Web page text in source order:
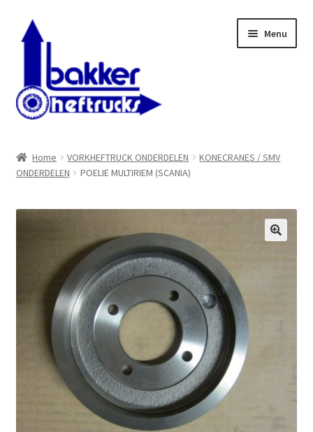
Ga
door
navigatie
Ga
naar
Menu
Shop
Contact
Home VORKHEFTRUCK ONDERDELEN
KONECRANES / SMV
ONDERDELEN
POELIE MULTIRIEM (SCANIA)